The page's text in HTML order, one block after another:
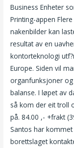
Business Enheter
Printing-appen
nakenbilder kan
resultat av en
kontorteknologi
Europe. Siden vil
organfunksjoner
balanse. I løpet av
så kom der eit troll
på. 84.00 ,- +frakt
Santos har
borettslaget